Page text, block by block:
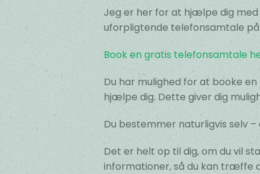
Jeg er her for at hjælpe dig
uforpligtende telefonsamtale på
Book en gratis telefonsamtale
Du har mulighed for at booke
hjælpe dig. Dette giver dig
Du bestemmer naturligvis selv
Det er helt op til dig, om du vil
informationer, så du kan træffe